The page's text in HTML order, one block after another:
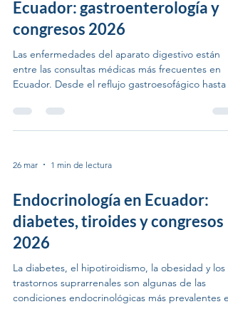
Ecuador: gastroenterología y
congresos 2026
Las enfermedades del aparato digestivo están
entre las consultas médicas más frecuentes en
Ecuador. Desde el reflujo gastroesofágico hasta
espectro amplio que demanda actualización
constante de los profesionales de salud. XI
Machala, agosto Del 27 al 29 de agosto de 2026,
inteligencia”, en el Hote
26 mar 1 min de lectura
Endocrinología en Ecuador:
diabetes, tiroides y congresos
2026
La diabetes, el hipotiroidismo, la obesidad y los
trastornos suprarrenales son algunas de las
condiciones endocrinológicas más prevalentes en